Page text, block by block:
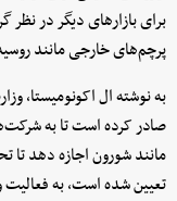
برای بازارهای دیگر در
پرچم‌های خارجی مانند
به نوشته ال اکونومیستا،
صادر کرده است تا به
مانند شورون اجازه دهد
تعیین شده است، به فعالیت